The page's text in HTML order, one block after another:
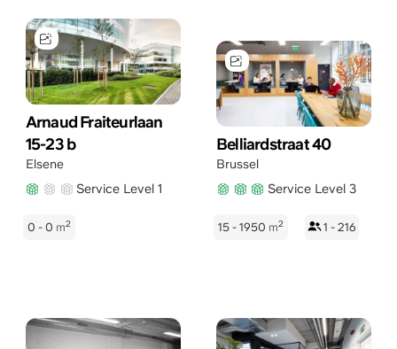
Arnaud Fraiteurlaan
15-23 b
Elsene
Service Level 1
0 - 0 m2
Belliardstraat 40
Brussel
Service Level 3
15 - 1950 m2 1 - 216